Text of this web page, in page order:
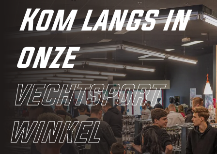
Kom langs in
onze
vechtsport
winkel